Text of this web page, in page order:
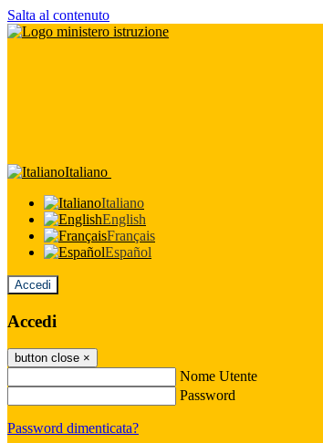
Salta al contenuto
Italiano
Italiano
English
Français
Español
Accedi
Accedi
button close ×
Nome Utente
Password
Password dimenticata?